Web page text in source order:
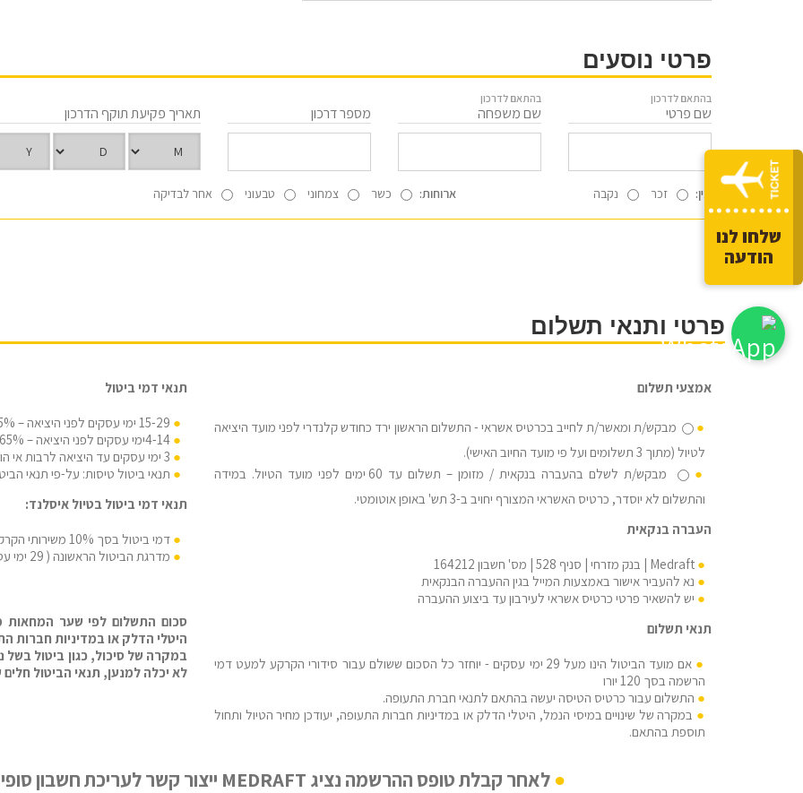
שלחו לנו
הודעה
פרטי נוסעים
בהתאם לדרכון
שם פרטי
בהתאם לדרכון
שם משפחה מספר דרכון תאריך פקיעת תוקף הדרכון
מין: זכר נקבה ארוחות: כשר צמחוני טבעוני אחר לבדיקה
פרטי ותנאי תשלום
אמצעי תשלום
מבקש/ת ומאשר/ת לחייב בכרטיס אשראי - התשלום הראשון ירד כחודש קלנדרי לפני מועד היציאה
לטיול (מתוך 3 תשלומים ועל פי מועד החיוב האישי).
מבקש/ת לשלם בהעברה בנקאית / מזומן – תשלום עד 60 ימים לפני מועד הטיול. במידה
והתשלום לא יוסדר, כרטיס האשראי המצורף יחויב ב-3 תש' באופן אוטומטי.
העברה בנקאית
Medraft | בנק מזרחי | סניף 528 | מס' חשבון 164212
נא להעביר אישור באמצעות המייל בגין ההעברה הבנקאית
יש להשאיר פרטי כרטיס אשראי לעירבון עד ביצוע ההעברה
תנאי תשלום
אם מועד הביטול הינו מעל 29 ימי עסקים - יוחזר כל הסכום ששולם עבור סידורי הקרקע למעט דמי
הרשמה בסך 120 יורו
התשלום עבור כרטיס הטיסה יעשה בהתאם לתנאי חברת התעופה.
במקרה של שינויים במיסי הנמל, היטלי הדלק או במדיניות חברות התעופה, יעודכן מחיר הטיול ותחול
תוספת בהתאם.
תנאי דמי ביטול
15-29 ימי עסקים לפני היציאה – 35% מעלות הטיול.
4-14ימי עסקים לפני היציאה – 65% מעלות הטיול.
3 ימי עסקים עד היציאה לרבות אי הופעה – 100% מעלות הטיול.
תנאי ביטול טיסות: על-פי תנאי
תנאי דמי ביטול בטיול איסלנד:
דמי ביטול בסך 10% משירותי הקרקע יהיו בתוקף החל מ-3 חודשים מיום הטיול
מדרגת הביטול הראשונה ( 29 ימי עסקים ומטה ) תהייה 50% במקום 35%
סכום התשלום לפי שער המחאות
היטלי הדלק או במדיניות חברות
במקרה של סיכול, כגון ביטול בשל
לא יכלה למנען, תנאי הביטול חלים
לאחר קבלת טופס ההרשמה נציג MEDRAFT ייצור קשר לעריכת חשבון סופית וקבלת פרטי אשראי.